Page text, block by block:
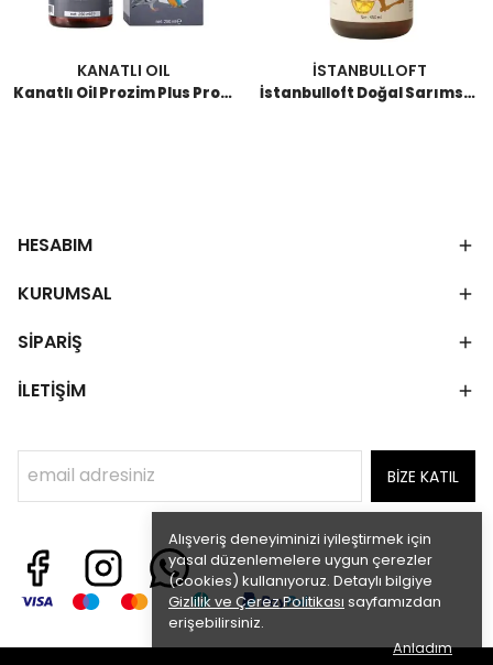
Alışveriş deneyiminizi iyileştirmek için
yasal düzenlemelere uygun çerezler
(cookies) kullanıyoruz. Detaylı bilgiye
Gizlilik ve Çerez Politikası sayfamızdan
erişebilirsiniz.
Anladım
KANATLI OIL
Kanatlı Oil Prozim Plus Probiyotik 250 ML
İSTANBULLOFT
İstanbulloft Doğal Sarımsak Yağı 450 ML
HESABIM
KURUMSAL
SİPARİŞ
İLETİŞİM
BİZE KATIL